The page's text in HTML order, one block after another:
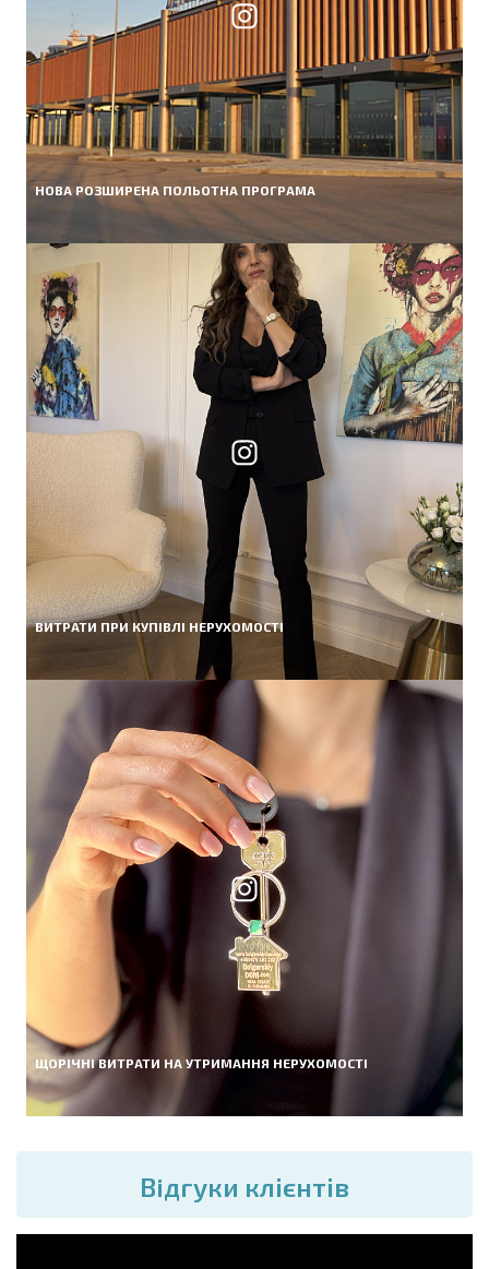
НОВА РОЗШИРЕНА ПОЛЬОТНА ПРОГРАМА
ВИТРАТИ ПРИ КУПІВЛІ НЕРУХОМОСТІ
ЩОРІЧНІ ВИТРАТИ НА УТРИМАННЯ НЕРУХОМОСТІ
Вiдгуки клієнтів